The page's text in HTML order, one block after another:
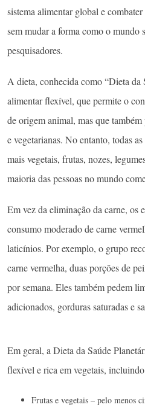
sistema alimentar global e
sem mudar a forma como o mundo
pesquisadores.
A dieta, conhecida como “Dieta da
alimentar flexível, que permite o
de origem animal, mas que
e vegetarianas. No entanto, todas
mais vegetais, frutas, nozes,
maioria das pessoas no mundo
Em vez da eliminação da carne, os
consumo moderado de carne
laticínios. Por exemplo, o grupo
carne vermelha, duas porções de
por semana. Eles também pedem
adicionados, gorduras saturadas e
Em geral, a Dieta da Saúde
flexível e rica em vegetais,
Frutas e vegetais – pelo menos